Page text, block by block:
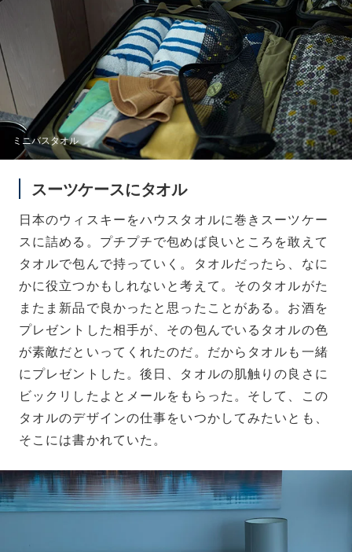
ミニバスタオル
スーツケースにタオル
日本のウィスキーをハウスタオルに巻きスーツケー
スに詰める。プチプチで包めば良いところを敢えて
タオルで包んで持っていく。タオルだったら、なに
かに役立つかもしれないと考えて。そのタオルがた
またま新品で良かったと思ったことがある。お酒を
プレゼントした相手が、その包んでいるタオルの色
が素敵だといってくれたのだ。だからタオルも一緒
にプレゼントした。後日、タオルの肌触りの良さに
ビックリしたよとメールをもらった。そして、この
タオルのデザインの仕事をいつかしてみたいとも、
そこには書かれていた。